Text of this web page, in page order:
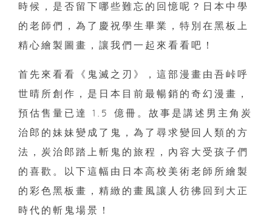
時候，是否留下哪些難忘的回憶呢？日本中學
的老師們，為了慶祝學生畢業，特別在黑板上
精心繪製圖畫，讓我們一起來看看吧！
首先來看看《鬼滅之刃》，這部漫畫由吾峠呼
世晴所創作，是日本目前最暢銷的奇幻漫畫，
預估售量已達 1.5 億冊。故事是講述男主角炭
治郎的妹妹變成了鬼，為了尋求變回人類的方
法，炭治郎踏上斬鬼的旅程，內容大受孩子們
的喜歡。以下這幅由日本高校美術老師所繪製
的彩色黑板畫，精緻的畫風讓人彷彿回到大正
時代的斬鬼場景！